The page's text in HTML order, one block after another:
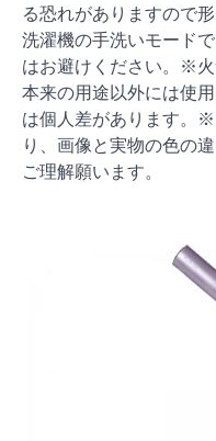
る恐れがありますので
洗濯機の手洗いモード
はお避けください。※
本来の用途以外には使
は個人差があります。
り、画像と実物の色の
ご理解願います。